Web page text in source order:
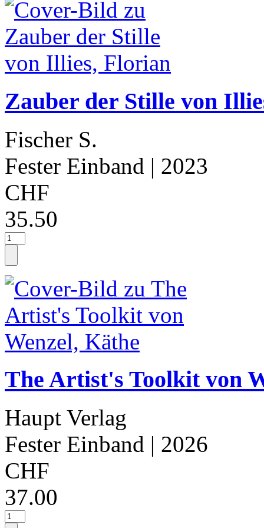
Zauber der Stille von
Fischer S.
Fester Einband | 2023
CHF
35.50
The Artist's Toolkit von
Haupt Verlag
Fester Einband | 2026
CHF
37.00